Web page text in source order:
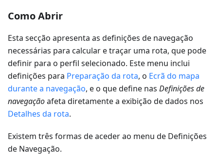
Como Abrir
Esta secção apresenta as definições de navegação
necessárias para calcular e traçar uma rota, que pode
definir para o perfil selecionado. Este menu inclui
definições para Preparação da rota, o Ecrã do mapa
durante a navegação, e o que define nas Definições de
navegaçãoafeta diretamente a exibição de dados nos
Detalhes da rota.
Existem três formas de aceder ao menu de Definições
de Navegação.